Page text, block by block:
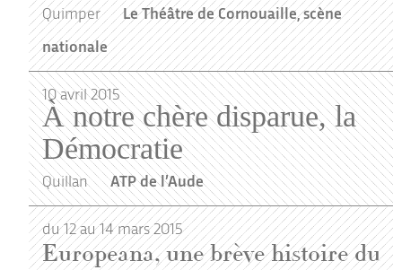
Quimper
Le Théâtre de Cornouaille, scène
nationale
10avril2015
À notre chère disparue, la
Démocratie
Quillan ATP de l’Aude
du 12 au 14 mars 2015
Europeana, une brève histoire du